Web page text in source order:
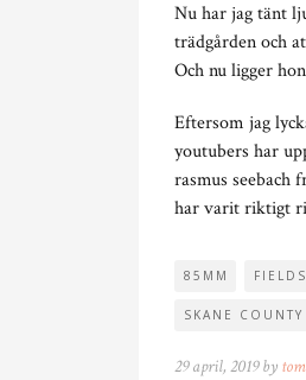
Nu har jag tänt
trädgården och
Och nu ligger
Eftersom jag
youtubers har
rasmus seebach
har varit riktigt
85MM
SKANE COUNTY
29 april, 2019 by